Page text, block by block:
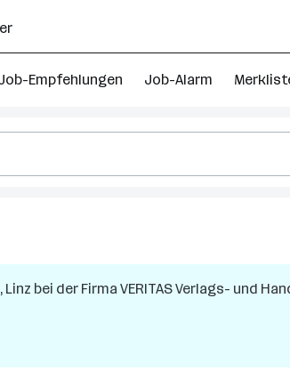
Empfehlungen Job-Alarm
Linz bei der Firma VERITAS Verlags- und